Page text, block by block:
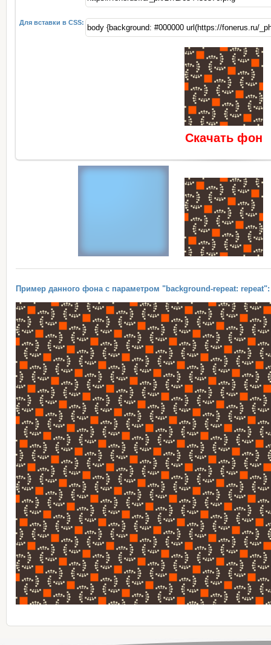
Для вставки в CSS:
Скачать фон
Пример данного фона с параметром "background-repeat: repeat":